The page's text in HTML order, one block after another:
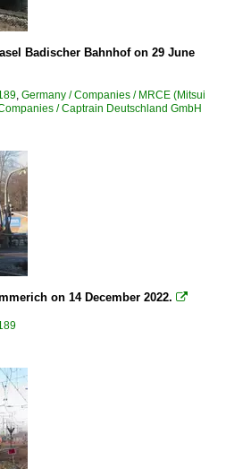
Badischer Bahnhof on 29 June
Germany / Companies / MRCE (Mitsui
/ Captrain Deutschland GmbH
on 14 December 2022. 